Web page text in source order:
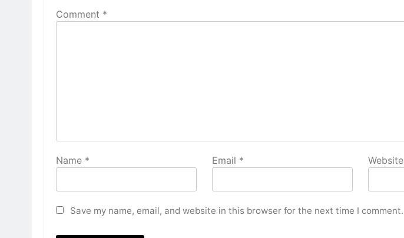
Comment *
Name * Email * Website
Save my name, email, and website in this browser for the next time I comment.